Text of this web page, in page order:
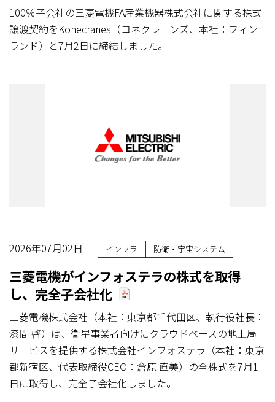
100％子会社の三菱電機FA産業機器株式会社に関する株式
譲渡契約をKonecranes（コネクレーンズ、本社：フィン
ランド）と7月2日に締結しました。
2026年07月02日 インフラ 防衛・宇宙システム
三菱電機がインフォステラの株式を取得
し、完全子会社化
三菱電機株式会社（本社：東京都千代田区、執行役社長：
漆間 啓）は、衛星事業者向けにクラウドベースの地上局
サービスを提供する株式会社インフォステラ（本社：東京
都新宿区、代表取締役CEO：倉原 直美）の全株式を7月1
日に取得し、完全子会社化しました。